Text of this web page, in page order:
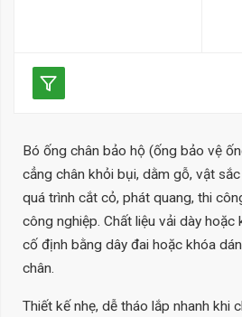
vừa vặn, thoải mái và dễ
Chất liệu: Sử dụng các chất
liệu co giãn như spandex,
polyester, neoprene, giúp
thấm hút mồ hôi và giữ chân
khô ráo.
Bền bỉ và tiện dụng: Phù hợp
Bó ống chân bảo hộ (ống bảo vệ
cẳng chân khỏi bụi, dằm gỗ, vật
quá trình cắt cỏ, phát quang, thi
công nghiệp. Chất liệu vải dày
cố định bằng dây đai hoặc khóa
chân.
Thiết kế nhẹ, dễ tháo lắp nhanh khi